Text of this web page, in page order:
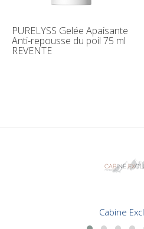
PURELYSS Gelée Apaisante
Anti-repousse du poil 75 ml
REVENTE
Cabine